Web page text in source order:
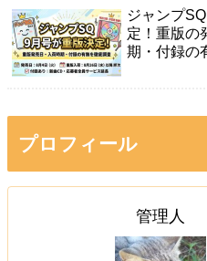
ジャンプ
定！重版の
期・付録の
プロフィール
管理人